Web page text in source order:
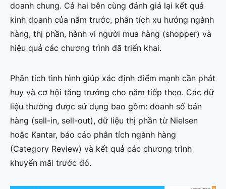
doanh chung. Cả hai bên cùng đánh giá lại kết quả
kinh doanh của năm trước, phân tích xu hướng ngành
hàng, thị phần, hành vi người mua hàng (shopper) và
hiệu quả các chương trình đã triển khai.
Phân tích tình hình giúp xác định điểm mạnh cần phát
huy và cơ hội tăng trưởng cho năm tiếp theo. Các dữ
liệu thường được sử dụng bao gồm: doanh số bán
hàng (sell-in, sell-out), dữ liệu thị phần từ Nielsen
hoặc Kantar, báo cáo phân tích ngành hàng
(Category Review) và kết quả các chương trình
khuyến mãi trước đó.